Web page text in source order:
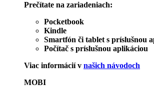
Prečítate na zariadeniach:
Pocketbook
Kindle
Smartfón či tablet s príslušnou
Počítač s príslušnou aplikáciou
Viac informácií v našich návodoch
MOBI